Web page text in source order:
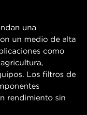
una
un medio de alta
como
Los filtros de
rendimiento sin